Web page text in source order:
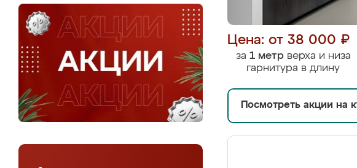
Цена: от 38 000 ₽
за 1 метрверха и низа
гарнитура в длину
Посмотреть акции на